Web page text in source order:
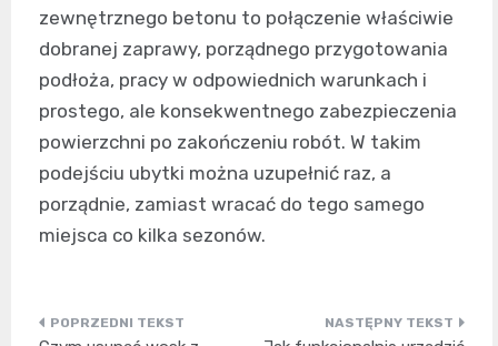
zewnętrznego betonu to połączenie właściwie
dobranej zaprawy, porządnego przygotowania
podłoża, pracy w odpowiednich warunkach i
prostego, ale konsekwentnego zabezpieczenia
powierzchni po zakończeniu robót. W takim
podejściu ubytki można uzupełnić raz, a
porządnie, zamiast wracać do tego samego
miejsca co kilka sezonów.
Nawigacja